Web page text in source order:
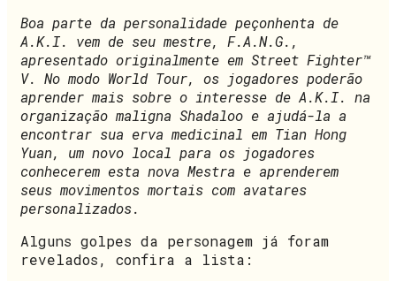
Boa parte da personalidade peçonhenta de
A.K.I. vem de seu mestre, F.A.N.G.,
apresentado originalmente em Street Fighter™
V. No modo World Tour, os jogadores poderão
aprender mais sobre o interesse de A.K.I. na
organização maligna Shadaloo e ajudá-la a
encontrar sua erva medicinal em Tian Hong
Yuan, um novo local para os jogadores
conhecerem esta nova Mestra e aprenderem
seus movimentos mortais com avatares
personalizados.
Alguns golpes da personagem já foram
revelados, confira a lista: